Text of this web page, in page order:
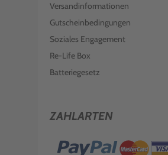
Versandinformationen
Gutscheinbedingungen
Soziales Engagement
Re-Life Box
Batteriegesetz
ZAHLARTEN